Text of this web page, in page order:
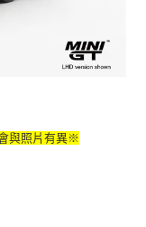
與照片有異※